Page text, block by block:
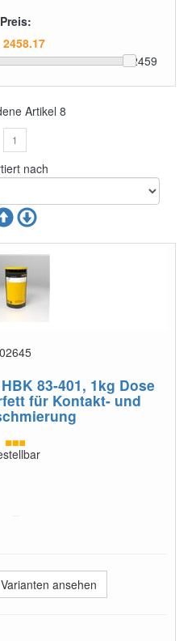
Preis:
2459
Artikel 8
1
nach
83-401, 1kg Dose
für Kontakt- und
Varianten ansehen